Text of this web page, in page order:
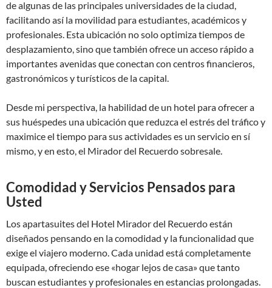
de algunas de las principales universidades de la ciudad,
facilitando así la movilidad para estudiantes, académicos y
profesionales. Esta ubicación no solo optimiza tiempos de
desplazamiento, sino que también ofrece un acceso rápido a
importantes avenidas que conectan con centros financieros,
gastronómicos y turísticos de la capital.
Desde mi perspectiva, la habilidad de un hotel para ofrecer a
sus huéspedes una ubicación que reduzca el estrés del tráfico y
maximice el tiempo para sus actividades es un servicio en sí
mismo, y en esto, el Mirador del Recuerdo sobresale.
Comodidad y Servicios Pensados para
Usted
Los apartasuites del Hotel Mirador del Recuerdo están
diseñados pensando en la comodidad y la funcionalidad que
exige el viajero moderno. Cada unidad está completamente
equipada, ofreciendo ese «hogar lejos de casa» que tanto
buscan estudiantes y profesionales en estancias prolongadas.